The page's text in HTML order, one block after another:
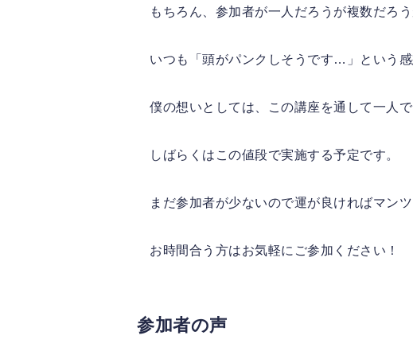
もちろん、参加者が一人だろうが複数だろ
いつも「頭がパンクしそうです…」という
僕の想いとしては、この講座を通して一人
しばらくはこの値段で実施する予定です。
まだ参加者が少ないので運が良ければマン
お時間合う方はお気軽にご参加ください！
参加者の声